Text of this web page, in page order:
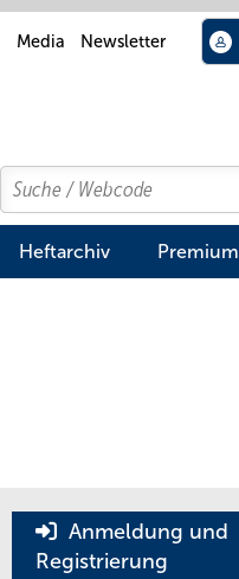
Media Newsletter
Search
Suchen
Heftarchiv Premium
Anmeldung und
Registrierung